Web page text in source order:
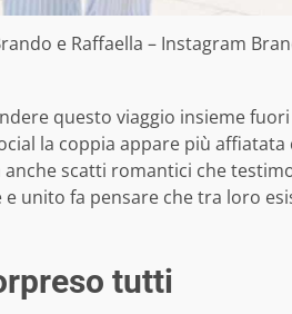
e Raffaella – Instagram
questo viaggio insieme
la coppia appare più
scatti romantici che
unito fa pensare che tra loro
tutti